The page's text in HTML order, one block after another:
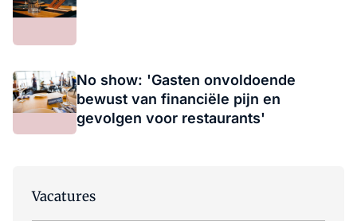
No show: 'Gasten onvoldoende
bewust van financiële pijn en
gevolgen voor restaurants'
Vacatures